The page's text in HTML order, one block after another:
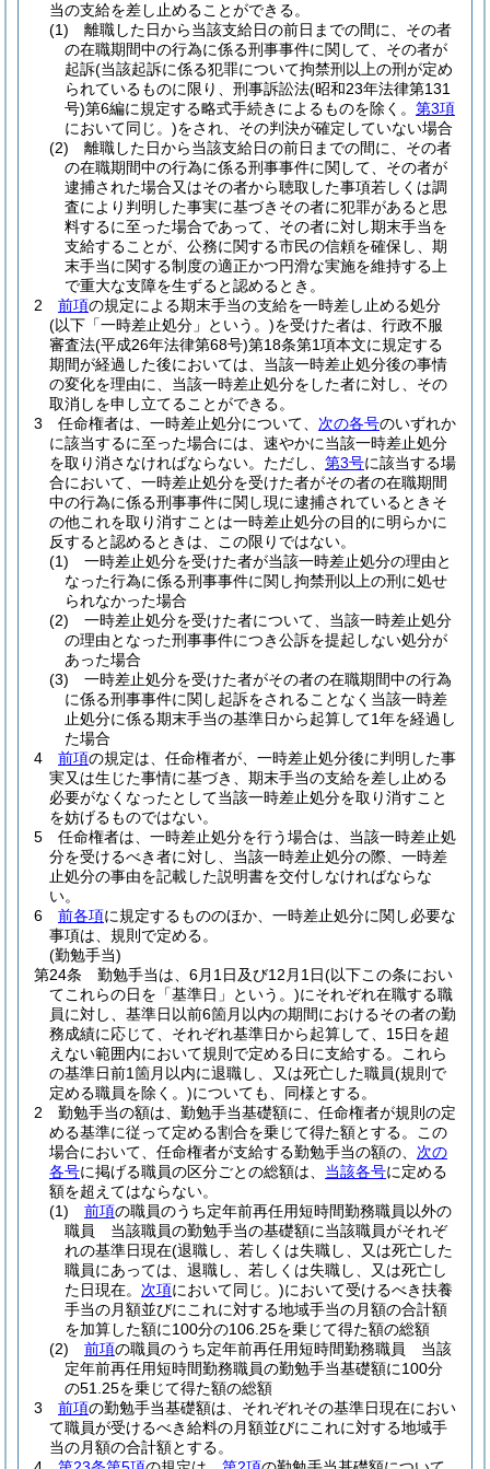
当の支給を差し止めることができる。
(1)
離職した日から当該支給日の前日までの間に、その者
の在職期間中の行為に係る刑事事件に関して、その者が
起訴(当該起訴に係る犯罪について拘禁刑以上の刑が定め
られているものに限り、刑事訴訟法(昭和23年法律第131
号)第6編に規定する略式手続きによるものを除く。 第3項
において同じ。)をされ、その判決が確定していない場合
(2)
離職した日から当該支給日の前日までの間に、その者
の在職期間中の行為に係る刑事事件に関して、その者が
逮捕された場合又はその者から聴取した事項若しくは調
査により判明した事実に基づきその者に犯罪があると思
料するに至った場合であって、その者に対し期末手当を
支給することが、公務に関する市民の信頼を確保し、期
末手当に関する制度の適正かつ円滑な実施を維持する上
で重大な支障を生ずると認めるとき。
2
前項の規定による期末手当の支給を一時差し止める処分
(以下「一時差止処分」という。)を受けた者は、行政不服
審査法(平成26年法律第68号)第18条第1項本文に規定する
期間が経過した後においては、当該一時差止処分後の事情
の変化を理由に、当該一時差止処分をした者に対し、その
取消しを申し立てることができる。
3
任命権者は、一時差止処分について、 次の各号のいずれか
に該当するに至った場合には、速やかに当該一時差止処分
を取り消さなければならない。 ただし、 第3号に該当する場
合において、一時差止処分を受けた者がその者の在職期間
中の行為に係る刑事事件に関し現に逮捕されているときそ
の他これを取り消すことは一時差止処分の目的に明らかに
反すると認めるときは、この限りではない。
(1)
一時差止処分を受けた者が当該一時差止処分の理由と
なった行為に係る刑事事件に関し拘禁刑以上の刑に処せ
られなかった場合
(2)
一時差止処分を受けた者について、当該一時差止処分
の理由となった刑事事件につき公訴を提起しない処分が
あった場合
(3)
一時差止処分を受けた者がその者の在職期間中の行為
に係る刑事事件に関し起訴をされることなく当該一時差
止処分に係る期末手当の基準日から起算して1年を経過し
た場合
4
前項の規定は、任命権者が、一時差止処分後に判明した事
実又は生じた事情に基づき、期末手当の支給を差し止める
必要がなくなったとして当該一時差止処分を取り消すこと
を妨げるものではない。
5
任命権者は、一時差止処分を行う場合は、当該一時差止処
分を受けるべき者に対し、当該一時差止処分の際、一時差
止処分の事由を記載した説明書を交付しなければならな
い。
6
前各項に規定するもののほか、一時差止処分に関し必要な
事項は、規則で定める。
(勤勉手当)
第24条
勤勉手当は、6月1日及び12月1日(以下この条におい
てこれらの日を「基準日」という。)にそれぞれ在職する職
員に対し、基準日以前6箇月以内の期間におけるその者の勤
務成績に応じて、それぞれ基準日から起算して、15日を超
えない範囲内において規則で定める日に支給する。
これら
の基準日前1箇月以内に退職し、又は死亡した職員(規則で
定める職員を除く。)についても、同様とする。
2
勤勉手当の額は、勤勉手当基礎額に、任命権者が規則の定
める基準に従って定める割合を乗じて得た額とする。
この
場合において、任命権者が支給する勤勉手当の額の、 次の
各号に掲げる職員の区分ごとの総額は、 当該各号に定める
額を超えてはならない。
(1)
前項の職員のうち定年前再任用短時間勤務職員以外の
職員 当該職員の勤勉手当の基礎額に当該職員がそれぞ
れの基準日現在(退職し、若しくは失職し、又は死亡した
職員にあっては、退職し、若しくは失職し、又は死亡し
た日現在。 次項において同じ。)において受けるべき扶養
手当の月額並びにこれに対する地域手当の月額の合計額
を加算した額に100分の106.25を乗じて得た額の総額
(2)
前項の職員のうち定年前再任用短時間勤務職員 当該
定年前再任用短時間勤務職員の勤勉手当基礎額に100分
の51.25を乗じて得た額の総額
3
前項の勤勉手当基礎額は、それぞれその基準日現在におい
て職員が受けるべき給料の月額並びにこれに対する地域手
当の月額の合計額とする。